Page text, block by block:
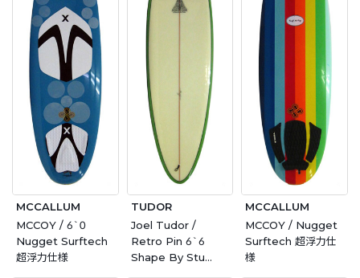
MCCALLUM
MCCOY / 6`0
Nugget Surftech
超浮力仕様
TUDOR
Joel Tudor /
Retro Pin 6`6
Shape By Stu
MCCALLUM
MCCOY / Nugget
Surftech 超浮力仕
様